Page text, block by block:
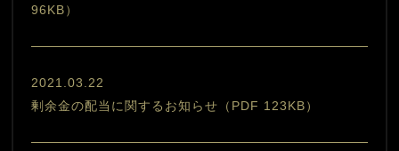
96KB）
2021.03.22
剰余金の配当に関するお知らせ（PDF 123KB）